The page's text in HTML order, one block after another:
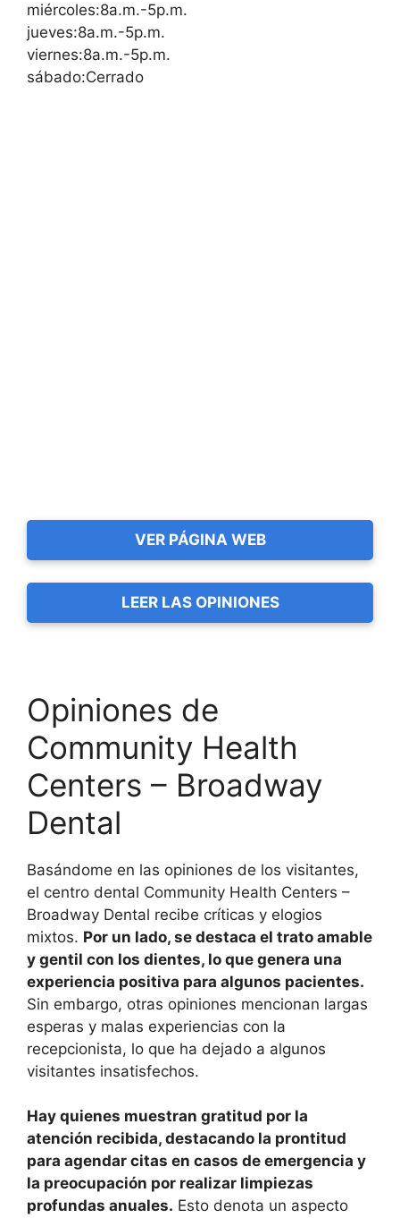
miércoles:8a.m.-5p.m.
jueves:8a.m.-5p.m.
viernes:8a.m.-5p.m.
sábado:Cerrado
VER PÁGINA WEB
LEER LAS OPINIONES
Opiniones de
Community Health
Centers – Broadway
Dental
Basándome en las opiniones de los visitantes,
el centro dental Community Health Centers –
Broadway Dental recibe críticas y elogios
mixtos. Por un lado, se destaca el trato amable
y gentil con los dientes, lo que genera una
experiencia positiva para algunos pacientes.
Sin embargo, otras opiniones mencionan largas
esperas y malas experiencias con la
recepcionista, lo que ha dejado a algunos
visitantes insatisfechos.
Hay quienes muestran gratitud por la
atención recibida, destacando la prontitud
para agendar citas en casos de emergencia y
la preocupación por realizar limpiezas
profundas anuales. Esto denota un aspecto